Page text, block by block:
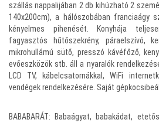
szállás nappalijában 2 db kihúzható 2
140x200cm), a hálószobában franciaágy
kényelmes pihenését. Konyhája
fagyasztós hűtőszekrény, páraelszívó,
mikrohullámú sütő, presszó kávéfőző,
evőeszközök stb. áll a nyaralók
LCD TV, kábelcsatornákkal, WiFi
vendégek rendelkezésére. Saját
BABABARÁT: Babaágyat, babakádat,